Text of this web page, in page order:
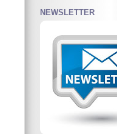
NEWSLETTER